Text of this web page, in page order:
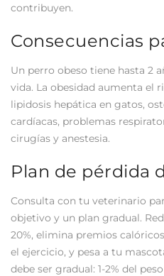
contribuyen.
Consecuencias
Un perro obeso tiene hasta 2
vida. La obesidad aumenta el
lipidosis hepática en gatos,
cardíacas, problemas
cirugías y anestesia.
Plan de pérdida
Consulta con tu veterinario
objetivo y un plan gradual.
20%, elimina premios
el ejercicio, y pesa a tu
debe ser gradual: 1-2% del